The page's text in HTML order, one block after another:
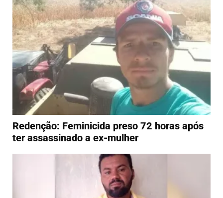
Redenção: Feminicida preso 72 horas após
ter assassinado a ex-mulher